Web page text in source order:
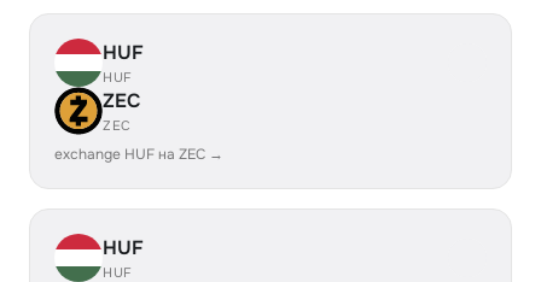
HUF
HUF
ZEC
ZEC
exchange HUF на ZEC →
HUF
HUF